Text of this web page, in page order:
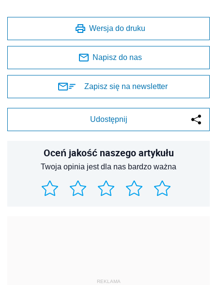
Wersja do druku
Napisz do nas
Zapisz się na newsletter
Udostępnij
Oceń jakość naszego artykułu
Twoja opinia jest dla nas bardzo ważna
REKLAMA